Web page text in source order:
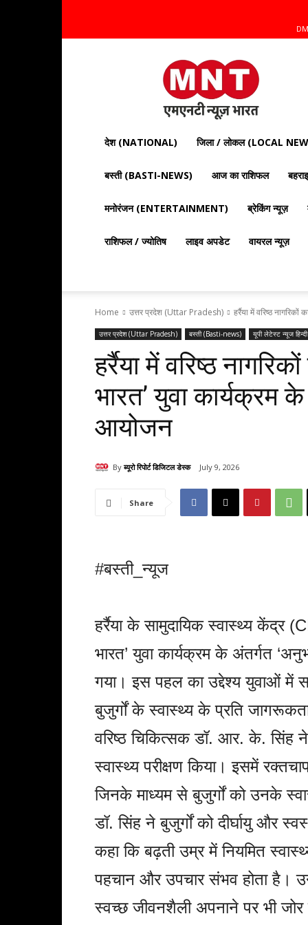
Mnt
News
Bharat
|
आज
की
ताज़ा
राजनीति,
और
दुनिया
की
देश (NATIONAL) जिला / लोकल (LOCAL
बस्ती (BASTI-NEWS) आज का राशिफल
मनोरंजन (ENTERTAINMENT) ब्रेकिंग न्यूज़
राशिफल / ज्योतिष लाइव अपडेट वायरल न्यूज़
Home उत्तर प्रदेश (Uttar Pradesh) हर्रैया में वरिष्ठ
उत्तर प्रदेश (Uttar Pradesh) बस्ती (Basti-news) यूपी लेटेस्ट न्यूज
हर्रैया में वरिष्ठ
भारत’ युवा
आयोजन
By ब्यूरो रिपोर्ट डिजिटल डेस्क July 9, 2026
Share
#बस्ती_न्यूज
हर्रैया के सामुदायिक स्वास्थ्य केंद्र
भारत’ युवा कार्यक्रम के अंतर्गत
गया। इस पहल का उद्देश्य युवाओं में
बुजुर्गों के स्वास्थ्य के प्रति
वरिष्ठ चिकित्सक डॉ. आर. के. सिंह ने
स्वास्थ्य परीक्षण किया। इसमें
जिनके माध्यम से बुजुर्गों को उनके
डॉ. सिंह ने बुजुर्गों को दीर्घायु और
कहा कि बढ़ती उम्र में नियमित
पहचान और उपचार संभव होता है।
स्वच्छ जीवनशैली अपनाने पर भी जोर